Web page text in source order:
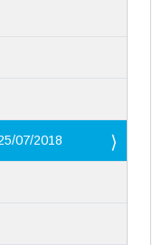
07/2018